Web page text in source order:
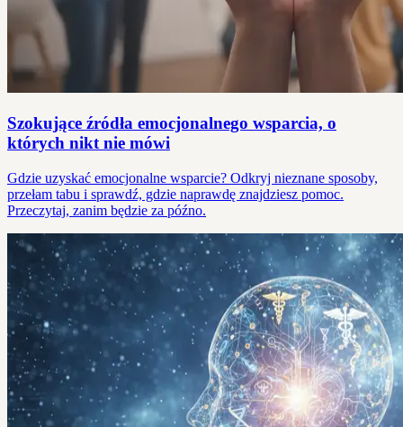
Szokujące źródła emocjonalnego wsparcia, o
których nikt nie mówi
Gdzie uzyskać emocjonalne wsparcie? Odkryj nieznane sposoby,
przełam tabu i sprawdź, gdzie naprawdę znajdziesz pomoc.
Przeczytaj, zanim będzie za późno.